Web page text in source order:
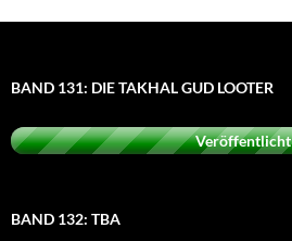
BAND 131: DIE TAKHAL GUD LOOTER
Veröffentlicht
BAND 132: TBA